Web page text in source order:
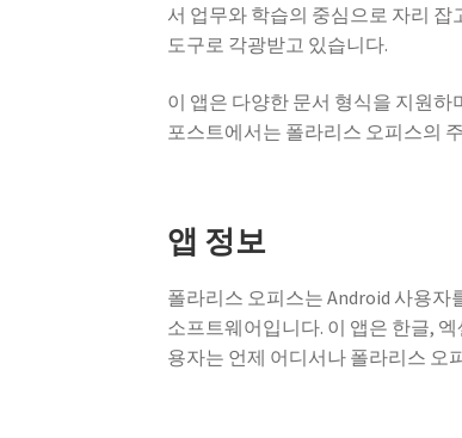
서 업무와 학습의 중심으로 자리
도구로 각광받고 있습니다.
이 앱은 다양한 문서 형식을 지원
포스트에서는 폴라리스 오피스의
앱 정보
폴라리스 오피스는 Android 사용자
소프트웨어입니다. 이 앱은 한글,
용자는 언제 어디서나 폴라리스 오